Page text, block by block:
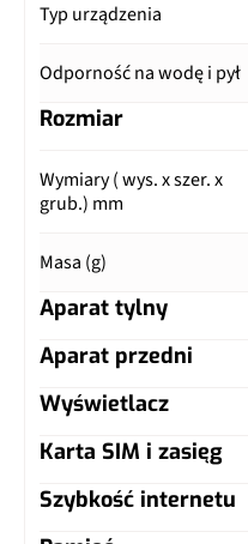
Typ urządzenia
Odporność na wodę i pył
Rozmiar
Wymiary ( wys. x szer. x
grub.) mm
Masa (g)
Aparat tylny
Główny aparat
Autofocus
Aparat przedni
Główny aparat
Matryca
Wyświetlacz
Typ ekranu
Karta SIM i zasięg
Typ karty SIM
Szybkość internetu